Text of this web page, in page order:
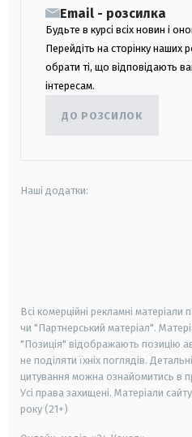
Email - розсилка
Будьте в курсі всіх новин і
Перейдіть на сторінку наших
обрати ті, що відповідають
інтересам.
ДО РОЗСИЛОК
Наші додатки:
Всі комерційні рекламні
чи "Партнерський матеріал".
"Позиція" відображають позицію
не поділяти їхніх поглядів.
цитування можна ознайомитись в
Усі права захищені. Матеріали
року (21+)